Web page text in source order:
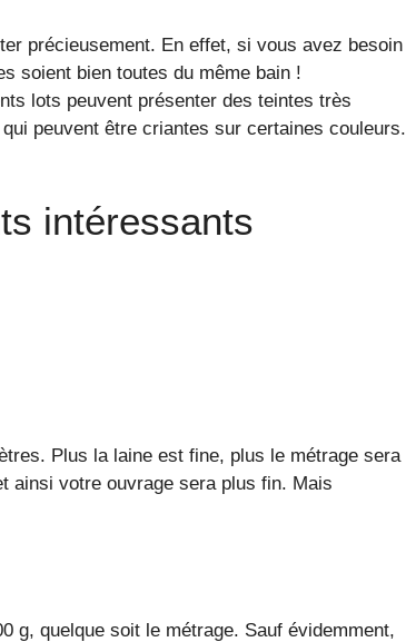
précieusement. En effet, si vous avez besoin
soient bien toutes du même bain !
lots peuvent présenter des teintes très
peuvent être criantes sur certaines couleurs.
intéressants
Plus la laine est fine, plus le métrage sera
ainsi votre ouvrage sera plus fin. Mais
g, quelque soit le métrage. Sauf évidemment,